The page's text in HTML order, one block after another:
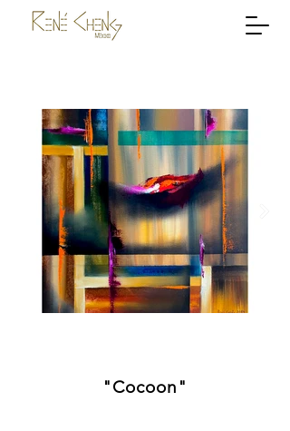
"Cocoon"